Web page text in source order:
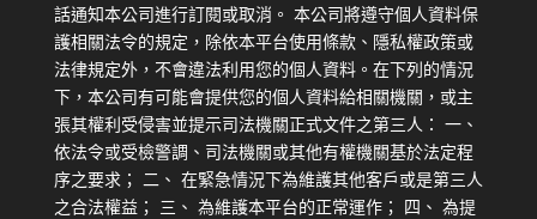
話通知本公司進行訂閱或取消。 本公司將遵守個人資料保
護相關法令的規定，除依本平台使用條款、隱私權政策或
法律規定外，不會違法利用您的個人資料。在下列的情況
下，本公司有可能會提供您的個人資料給相關機關，或主
張其權利受侵害並提示司法機關正式文件之第三人： 一、
依法令或受檢警調、司法機關或其他有權機關基於法定程
序之要求； 二、 在緊急情況下為維護其他客戶或是第三人
之合法權益； 三、 為維護本平台的正常運作； 四、 為提